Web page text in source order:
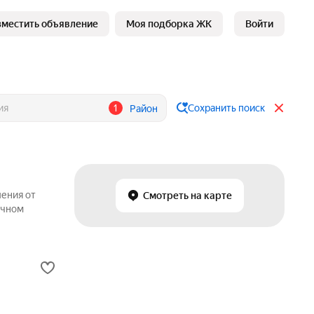
объявление Моя подборка ЖК Войти
1 Район Сохранить поиск
Смотреть на карте
от